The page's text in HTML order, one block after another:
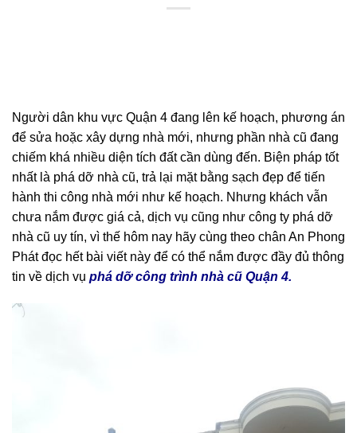
Người dân khu vực Quận 4 đang lên kế hoạch, phương án
để sửa hoặc xây dựng nhà mới, nhưng phần nhà cũ đang
chiếm khá nhiều diện tích đất cần dùng đến. Biện pháp tốt
nhất là phá dỡ nhà cũ, trả lại mặt bằng sạch đẹp để tiến
hành thi công nhà mới như kế hoạch. Nhưng khách vẫn
chưa nắm được giá cả, dịch vụ cũng như công ty phá dỡ
nhà cũ uy tín, vì thế hôm nay hãy cùng theo chân An Phong
Phát đọc hết bài viết này để có thể nắm được đầy đủ thông
tin về dịch vụ phá dỡ công trình nhà cũ Quận 4.